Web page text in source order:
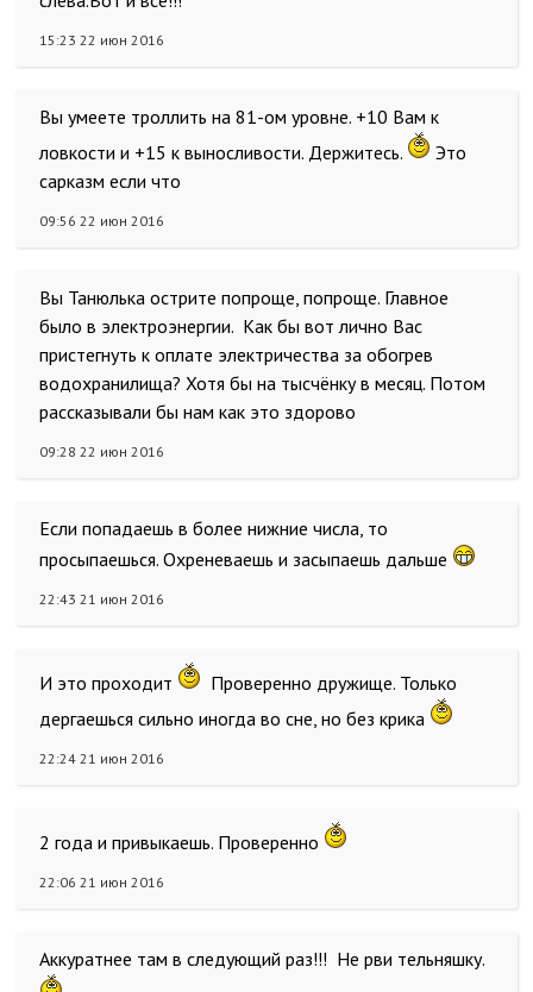
15:23 22 июн 2016
Вы умеете троллить на 81-ом уровне. +10 Вам к
ловкости и +15 к выносливости. Держитесь.
Это
сарказм если что
09:56 22 июн 2016
Вы Танюлька острите попроще, попроще. Главное
было в электроэнергии. Как бы вот лично Вас
пристегнуть к оплате электричества за обогрев
водохранилища? Хотя бы на тысчёнку в месяц. Потом
рассказывали бы нам как это здорово
09:28 22 июн 2016
Если попадаешь в более нижние числа, то
просыпаешься. Охреневаешь и засыпаешь дальше
22:43 21 июн 2016
И это проходит
Проверенно дружище. Только
дергаешься сильно иногда во сне, но без крика
22:24 21 июн 2016
2 года и привыкаешь. Проверенно
22:06 21 июн 2016
Аккуратнее там в следующий раз!!! Не рви тельняшку.